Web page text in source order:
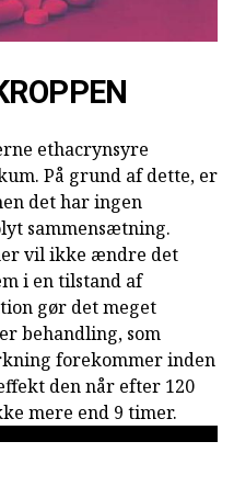
ethacrynsyre
På grund af dette, er
det har ingen
sammensætning.
vil ikke ændre det
i en tilstand af
gør det meget
behandling, som
forekommer inden
den når efter 120
mere end 9 timer.